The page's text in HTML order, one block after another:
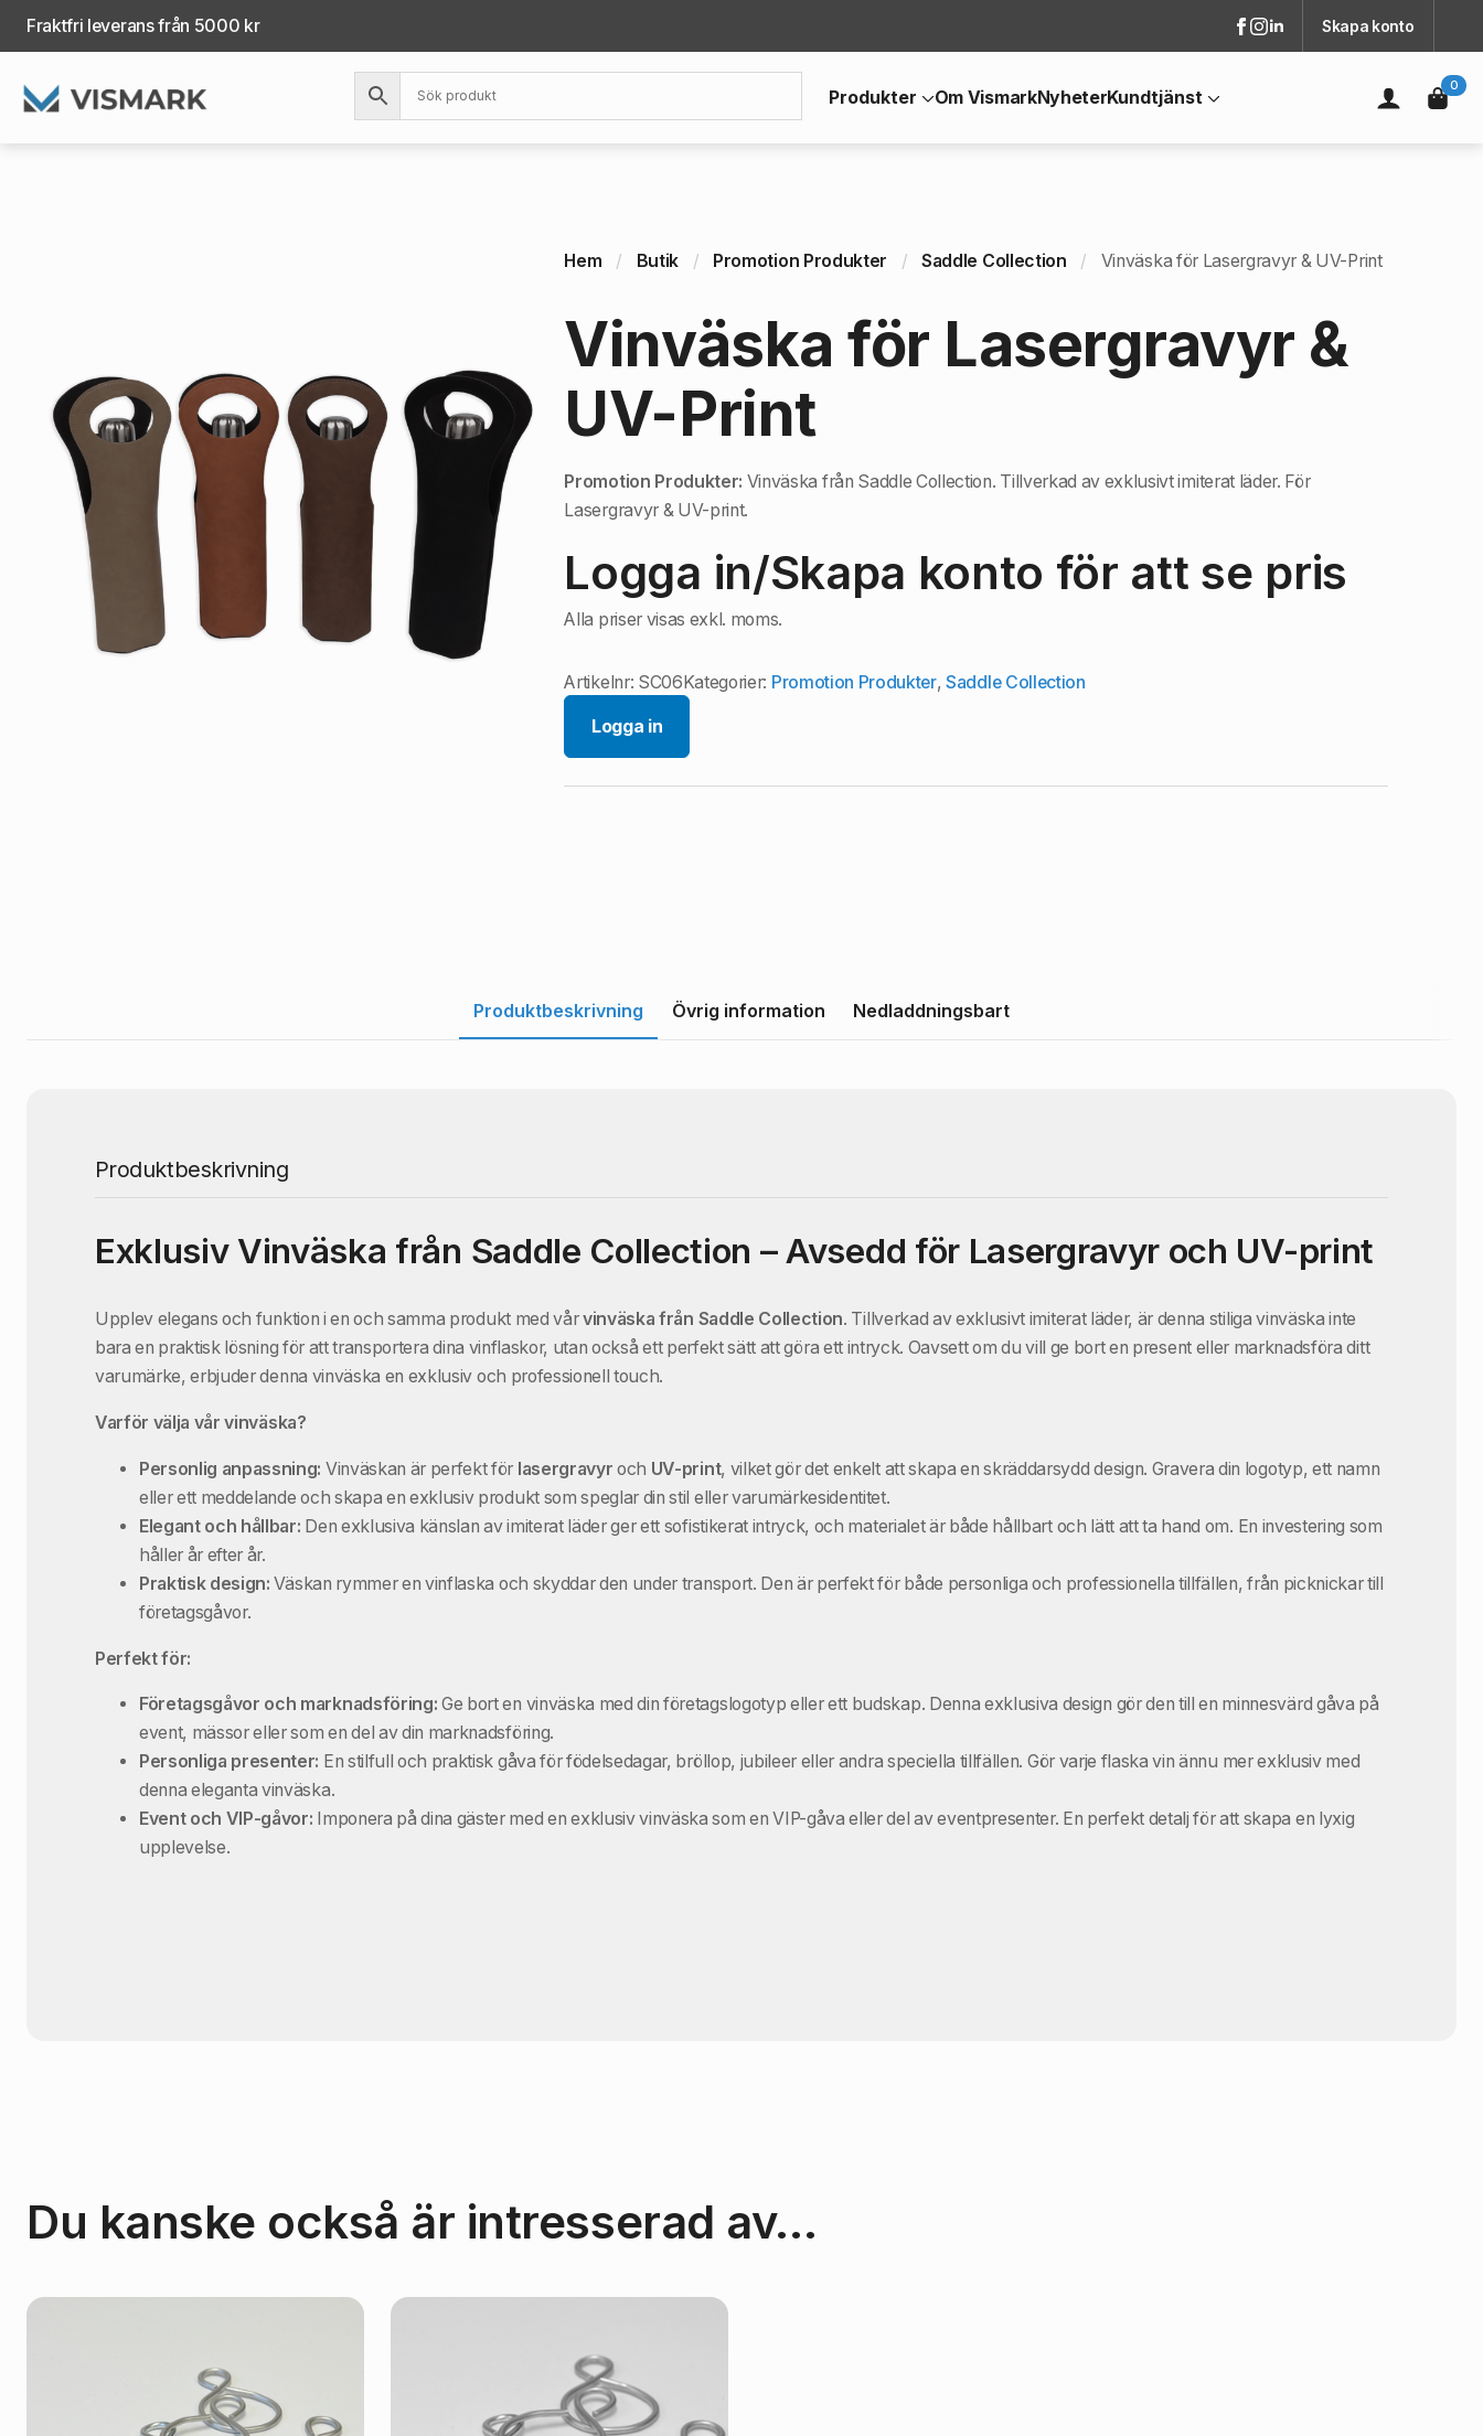
Fraktfri leverans från 5000 kr Skapa konto
Produkter Om VismarkNyheterKundtjänst
0
Hem Butik Promotion Produkter Saddle Collection Vinväska för Lasergravyr & UV-Print
Vinväska för Lasergravyr &
UV-Print
Promotion Produkter: Vinväska från Saddle Collection. Tillverkad av exklusivt imiterat läder. För
Lasergravyr & UV-print.
Logga in/Skapa konto för att se pris
Alla priser visas exkl. moms.
Artikelnr: SC06 Kategorier: Promotion Produkter,Saddle Collection
Logga in
Produktbeskrivning Övrig information Nedladdningsbart
Produktbeskrivning
Exklusiv Vinväska från Saddle Collection – Avsedd för Lasergravyr och UV-print
Upplev elegans och funktion i en och samma produkt med vårvinväska från Saddle Collection. Tillverkad av exklusivt imiterat läder, är denna stiliga vinväska inte
bara en praktisk lösning för att transportera dina vinflaskor, utan också ett perfekt sätt att göra ett intryck. Oavsett om du vill ge bort en present eller marknadsföra ditt
varumärke, erbjuder denna vinväska en exklusiv och professionell touch.
Varför välja vår vinväska?
Personlig anpassning: Vinväskan är perfekt för lasergravyr och UV-print, vilket gör det enkelt att skapa en skräddarsydd design. Gravera din logotyp, ett namn
eller ett meddelande och skapa en exklusiv produkt som speglar din stil eller varumärkesidentitet.
Elegant och hållbar: Den exklusiva känslan av imiterat läder ger ett sofistikerat intryck, och materialet är både hållbart och lätt att ta hand om. En investering som
håller år efter år.
Praktisk design: Väskan rymmer en vinflaska och skyddar den under transport. Den är perfekt för både personliga och professionella tillfällen, från picknickar till
företagsgåvor.
Perfekt för:
Företagsgåvor och marknadsföring: Ge bort en vinväska med din företagslogotyp eller ett budskap. Denna exklusiva design gör den till en minnesvärd gåva på
event, mässor eller som en del av din marknadsföring.
Personliga presenter: En stilfull och praktisk gåva för födelsedagar, bröllop, jubileer eller andra speciella tillfällen. Gör varje flaska vin ännu mer exklusiv med
denna eleganta vinväska.
Event och VIP-gåvor: Imponera på dina gäster med en exklusiv vinväska som en VIP-gåva eller del av eventpresenter. En perfekt detalj för att skapa en lyxig
upplevelse.
Du kanske också är intresserad av…